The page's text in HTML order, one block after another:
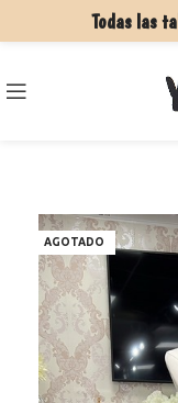
Todas las
AGOTADO